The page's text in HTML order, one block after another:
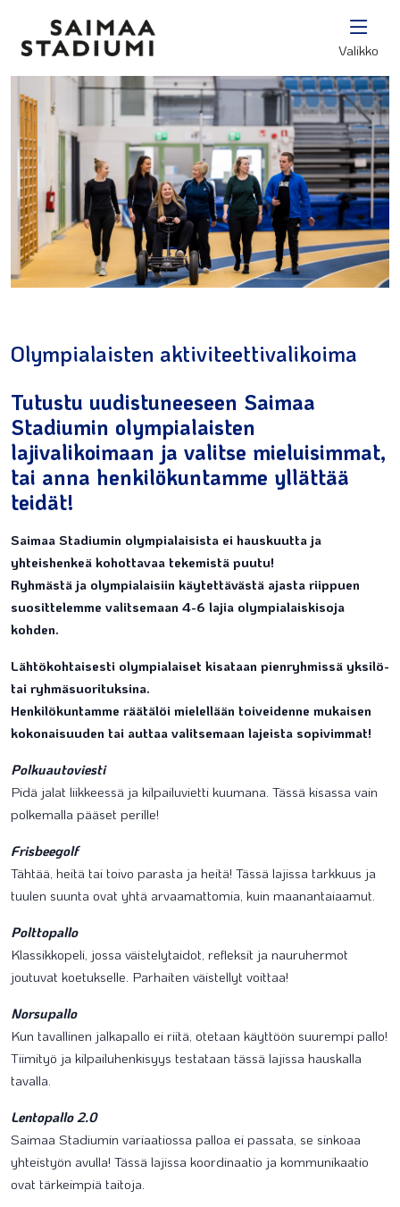
Valikko
Olympialaisten aktiviteettivalikoima
Tutustu uudistuneeseen Saimaa
Stadiumin olympialaisten
lajivalikoimaan ja valitse mieluisimmat,
tai anna henkilökuntamme yllättää
teidät!
Saimaa Stadiumin olympialaisista ei hauskuutta ja
yhteishenkeä kohottavaa tekemistä puutu!
Ryhmästä ja olympialaisiin käytettävästä ajasta riippuen
suosittelemme valitsemaan 4-6 lajia olympialaiskisoja
kohden.
Lähtökohtaisesti olympialaiset kisataan pienryhmissä yksilö-
tai ryhmäsuorituksina.
Henkilökuntamme räätälöi mielellään toiveidenne mukaisen
kokonaisuuden tai auttaa valitsemaan lajeista sopivimmat!
Polkuautoviesti
Pidä jalat liikkeessä ja kilpailuvietti kuumana. Tässä kisassa vain
polkemalla pääset perille!
Frisbeegolf
Tähtää, heitä tai toivo parasta ja heitä! Tässä lajissa tarkkuus ja
tuulen suunta ovat yhtä arvaamattomia, kuin maanantaiaamut.
Polttopallo
Klassikkopeli, jossa väistelytaidot, refleksit ja nauruhermot
joutuvat koetukselle. Parhaiten väistellyt voittaa!
Norsupallo
Kun tavallinen jalkapallo ei riitä, otetaan käyttöön suurempi pallo!
Tiimityö ja kilpailuhenkisyys testataan tässä lajissa hauskalla
tavalla.
Lentopallo 2.0
Saimaa Stadiumin variaatiossa palloa ei passata, se sinkoaa
yhteistyön avulla! Tässä lajissa koordinaatio ja kommunikaatio
ovat tärkeimpiä taitoja.